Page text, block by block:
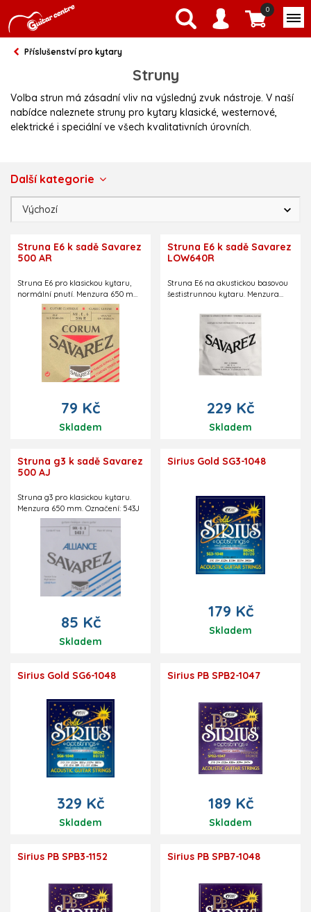
0
Příslušenství pro kytary
Struny
Volba strun má zásadní vliv na výsledný zvuk nástroje. V naší
nabídce naleznete struny pro kytary klasické, westernové,
elektrické i speciální ve všech kvalitativních úrovních.
Další kategorie
Struna E6 k sadě Savarez
500 AR
Struna E6 pro klasickou kytaru,
normální pnutí. Menzura 650 mm.
Označení: 506R
79 Kč
Skladem
Struna E6 k sadě Savarez
LOW640R
Struna E6 na akustickou basovou
šestistrunnou kytaru. Menzura
229 Kč
Skladem
Struna g3 k sadě Savarez
500 AJ
Struna g3 pro klasickou kytaru.
Menzura 650 mm. Označení: 543J
85 Kč
Skladem
Sirius Gold SG3-1048
179 Kč
Skladem
Sirius Gold SG6-1048
329 Kč
Skladem
Sirius PB SPB2-1047
189 Kč
Skladem
Sirius PB SPB3-1152 Sirius PB SPB7-1048